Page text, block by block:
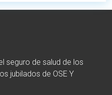
seguro de salud de los
jubilados de OSE Y